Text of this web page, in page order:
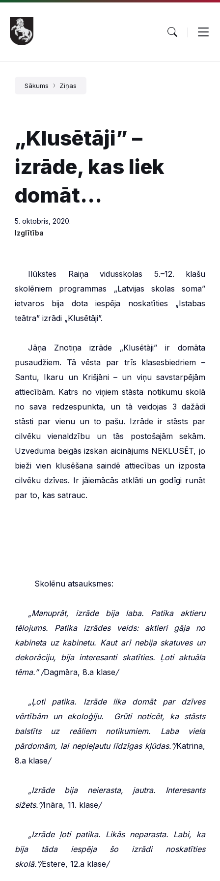
Pāriet
saturu
Skip
main
navigation
Skip
footer
Sākums Ziņas
„Klusētāji” –
izrāde, kas liek
domāt…
5. oktobris, 2020.
Izglītība
Ilūkstes Raiņa vidusskolas 5.–12. klašu
skolēniem programmas „Latvijas skolas soma”
ietvaros bija dota iespēja noskatīties „Istabas
teātra” izrādi „Klusētāji”.
Jāņa Znotiņa izrāde „Klusētāji” ir domāta
pusaudžiem. Tā vēsta par trīs klasesbiedriem –
Santu, Ikaru un Krišjāni – un viņu savstarpējām
attiecībām. Katrs no viņiem stāsta notikumu skolā
no sava redzespunkta, un tā veidojas 3 dažādi
stāsti par vienu un to pašu. Izrāde ir stāsts par
cilvēku vienaldzību un tās postošajām sekām.
Uzveduma beigās izskan aicinājums NEKLUSĒT, jo
bieži vien klusēšana saindē attiecības un izposta
cilvēku dzīves. Ir jāiemācās atklāti un godīgi runāt
par to, kas satrauc.
Skolēnu atsauksmes:
„Manuprāt, izrāde bija laba. Patika aktieru
tēlojums. Patika izrādes veids: aktieri gāja no
kabineta uz kabinetu. Kaut arī nebija skatuves un
dekorāciju, bija interesanti skatīties. Ļoti aktuāla
tēma.”/Dagmāra, 8.a klase/
„Ļoti patika. Izrāde lika domāt par dzīves
vērtībām un ekoloģiju. Grūti noticēt, ka stāsts
balstīts uz reāliem notikumiem. Laba viela
pārdomām, lai nepieļautu līdzīgas kļūdas.”/Katrina,
8.a klase/
„Izrāde bija neierasta, jautra. Interesants
sižets.”/Ināra, 11. klase/
„Izrāde ļoti patika. Likās neparasta. Labi, ka
bija tāda iespēja šo izrādi noskatīties
skolā.”/Estere, 12.a klase/